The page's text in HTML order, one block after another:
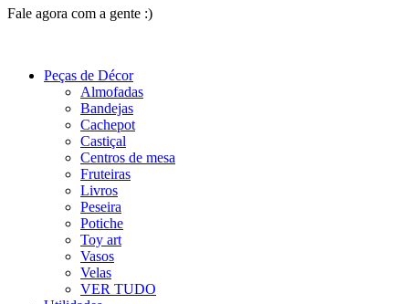
Fale agora com a gente :)
Peças de Décor
Almofadas
Bandejas
Cachepot
Castiçal
Centros de mesa
Fruteiras
Livros
Peseira
Potiche
Toy art
Vasos
Velas
VER TUDO